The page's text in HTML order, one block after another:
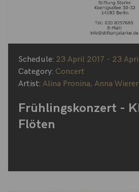
Schedule: 23 April 2017 - 23
Category: Concert
Artist: Alina Pronina, Anna Wierer
Frühlingskonzert -
Flöten